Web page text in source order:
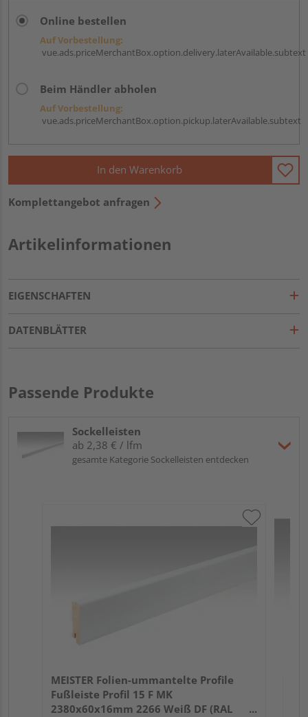
Online bestellen
Auf Vorbestellung:
vue.ads.priceMerchantBox.option.delivery.laterAvailable.subtext
Beim Händler abholen
Auf Vorbestellung:
vue.ads.priceMerchantBox.option.pickup.laterAvailable.subtext
In den Warenkorb
Komplettangebot anfragen
Artikelinformationen
EIGENSCHAFTEN
DATENBLÄTTER
Passende Produkte
Sockelleisten
ab 2,38 € / lfm
gesamte Kategorie Sockelleisten entdecken
MEISTER Folien-ummantelte Profile
Fußleiste Profil 15 F MK
2380x60x16mm 2266 Weiß DF (RAL